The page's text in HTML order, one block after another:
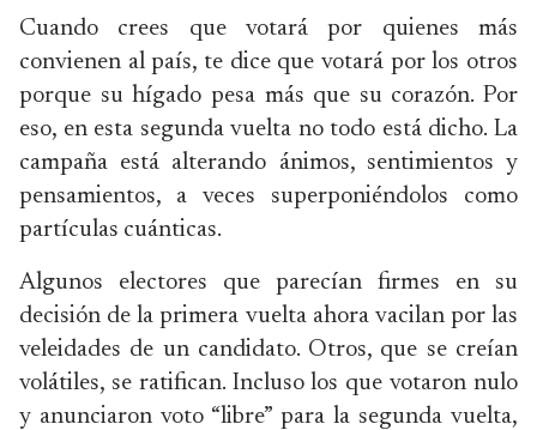
Cuando crees que votará por quienes más
convienen al país, te dice que votará por los otros
porque su hígado pesa más que su corazón. Por
eso, en esta segunda vuelta no todo está dicho. La
campaña está alterando ánimos, sentimientos y
pensamientos, a veces superponiéndolos como
partículas cuánticas.
Algunos electores que parecían firmes en su
decisión de la primera vuelta ahora vacilan por las
veleidades de un candidato. Otros, que se creían
volátiles, se ratifican. Incluso los que votaron nulo
y anunciaron voto “libre” para la segunda vuelta,